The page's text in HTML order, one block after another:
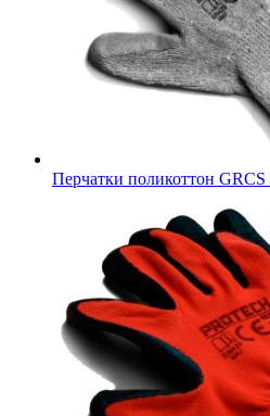
Перчатки поликоттон GRCS